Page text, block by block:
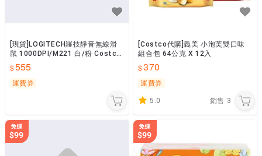
[現貨]LOGITECH羅技靜音無線滑
鼠 1000DPI/M221 白/粉 Costco
賣場獨家
555
運費券
[Costco代購]義美 小泡芙雙口味
組合包 64公克 X 12入
370
運費券
5.0 銷售 3